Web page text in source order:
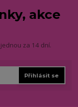
akce
za 14 dní.
Přihlásit se